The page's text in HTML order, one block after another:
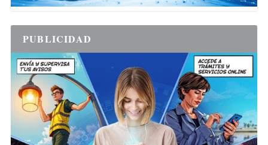
PUBLICIDAD